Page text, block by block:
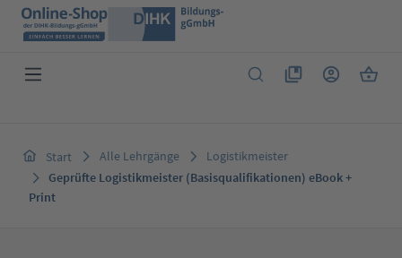
Zum Hauptinhalt springen
Du hast 0 Produkte
Start Alle Lehrgänge
Logistikmeister
Geprüfte Logistikmeister (Basisqualifikationen) eBook +
Print